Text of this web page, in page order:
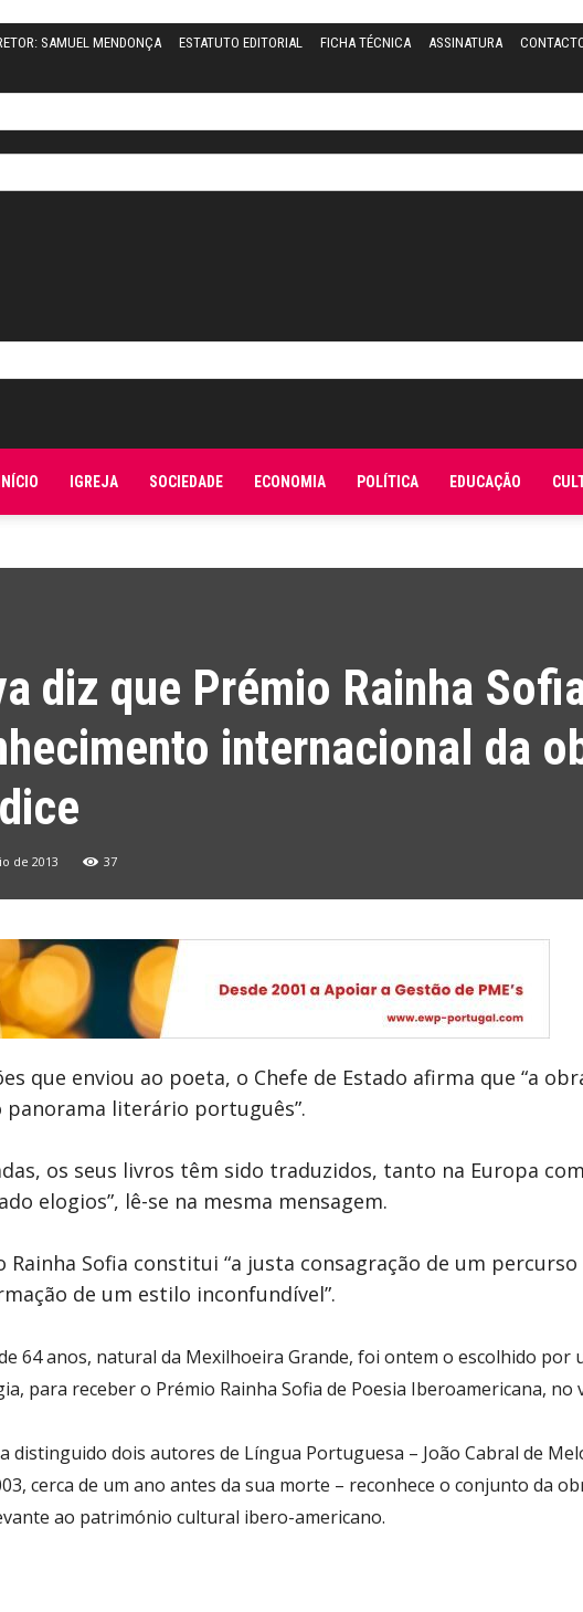
SAMUEL MENDONÇA ESTATUTO EDITORIAL FICHA TÉCNICA ASSINATURA
INÍCIO IGREJA SOCIEDADE ECONOMIA POLÍTICA EDUCAÇÃO
diz que Prémio Rainha
internacional da
de 2013 37
que enviou ao poeta, o Chefe de Estado afirma que “a
literário português”.
os seus livros têm sido traduzidos, tanto na Europa
elogios”, lê-se na mesma mensagem.
Rainha Sofia constitui “a justa consagração de um
de um estilo inconfundível”.
64 anos, natural da Mexilhoeira Grande, foi ontem o escolhido por
para receber o Prémio Rainha Sofia de Poesia Iberoamericana, no
distinguido dois autores de Língua Portuguesa – João Cabral de
cerca de um ano antes da sua morte – reconhece o conjunto da
ao património cultural ibero-americano.